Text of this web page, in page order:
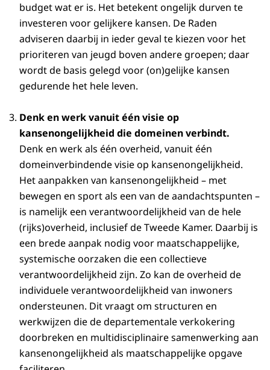
budget wat er is. Het betekent ongelijk durven te
investeren voor gelijkere kansen. De Raden
adviseren daarbij in ieder geval te kiezen voor het
prioriteren van jeugd boven andere groepen; daar
wordt de basis gelegd voor (on)gelijke kansen
gedurende het hele leven.
Denk en werk vanuit één visie op
kansenongelijkheid die domeinen verbindt.
Denk en werk als één overheid, vanuit één
domeinverbindende visie op kansenongelijkheid.
Het aanpakken van kansenongelijkheid – met
bewegen en sport als een van de aandachtspunten –
is namelijk een verantwoordelijkheid van de hele
(rijks)overheid, inclusief de Tweede Kamer. Daarbij is
een brede aanpak nodig voor maatschappelijke,
systemische oorzaken die een collectieve
verantwoordelijkheid zijn. Zo kan de overheid de
individuele verantwoordelijkheid van inwoners
ondersteunen. Dit vraagt om structuren en
werkwijzen die de departementale verkokering
doorbreken en multidisciplinaire samenwerking aan
kansenongelijkheid als maatschappelijke opgave